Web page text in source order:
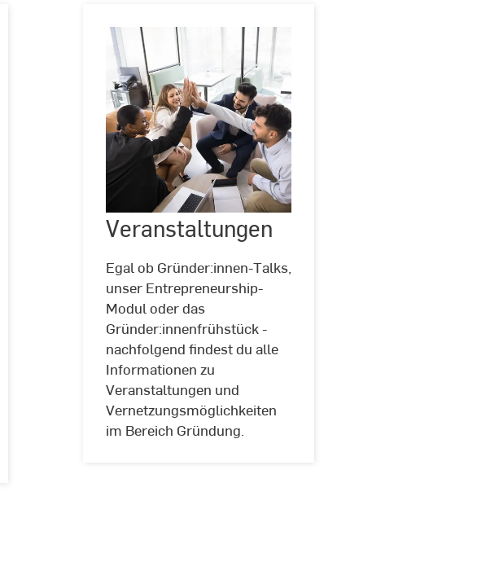
Veranstaltungen
Egal ob Gründer:innen-Talks,
unser Entrepreneurship-
Modul oder das
Gründer:innenfrühstück -
nachfolgend findest du alle
Informationen zu
Veranstaltungen und
Vernetzungsmöglichkeiten
im Bereich Gründung.
Veranstaltungen